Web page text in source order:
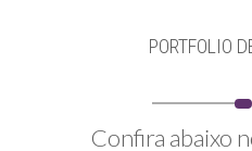
PORTFOLIO
Confira abaixo